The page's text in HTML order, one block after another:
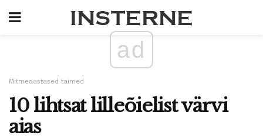
ad
Mitmeaastased taimed
10 lihtsat lilleõielist värvi
aias